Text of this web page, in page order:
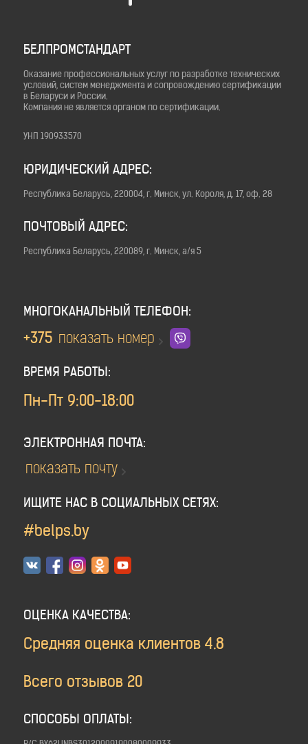
БЕЛПРОМСТАНДАРТ
Оказание профессиональных услуг по разработке технических
условий, систем менеджмента и сопровождению сертификации
в Беларуси и России.
Компания не является органом по сертификации.
УНП 190933570
ЮРИДИЧЕСКИЙ АДРЕС:
Республика Беларусь, 220004, г. Минск, ул. Короля, д. 17, оф. 28
ПОЧТОВЫЙ АДРЕС:
Республика Беларусь, 220089, г. Минск, а/я 5
МНОГОКАНАЛЬНЫЙ ТЕЛЕФОН:
+375 показать номер
ВРЕМЯ РАБОТЫ:
Пн-Пт 9:00-18:00
ЭЛЕКТРОННАЯ ПОЧТА:
показать почту
ИЩИТЕ НАС В СОЦИАЛЬНЫХ СЕТЯХ:
#belps.by
ОЦЕНКА КАЧЕСТВА:
Средняя оценка клиентов4.8
Всего отзывов 20
СПОСОБЫ ОПЛАТЫ: